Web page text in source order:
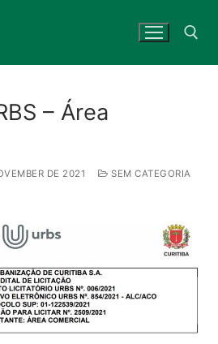
Search for:
– Área
DE 2021
SEM CATEGORIA